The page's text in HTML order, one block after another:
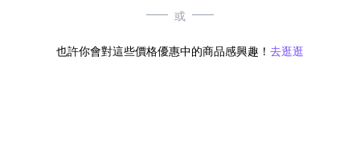
或
也許你會對這些價格優惠中的商品感興趣！ 去逛逛